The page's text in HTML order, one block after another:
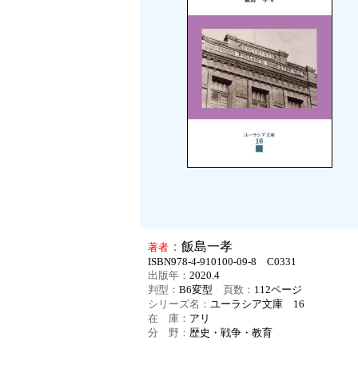
著者 ： 飯島一孝
ISBN978-4-910100-09-8 C0331
出版年： 2020.4
判型： B6変型 頁数： 112ページ
シリーズ名： ユーラシア文庫 16
在 庫： アリ
分 野： 歴史・戦争・教育